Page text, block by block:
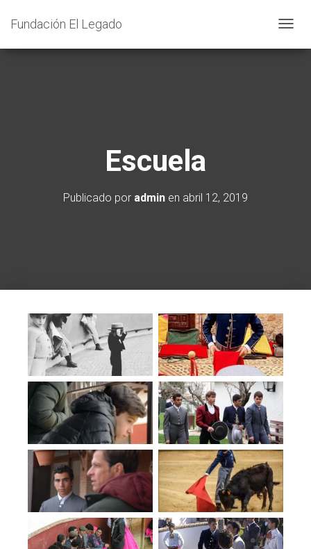
Fundación El Legado
Escuela
Publicado por admin en abril 12, 2019